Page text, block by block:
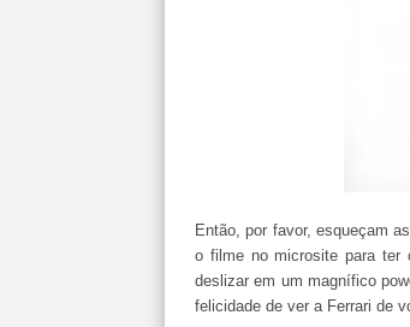
Então, por favor, esqueçam
o filme no microsite para ter
deslizar em um magnífico
felicidade de ver a Ferrari de